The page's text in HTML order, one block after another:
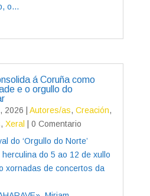
o...
á Coruña como
e o orgullo do
2026 Autores/as, Creación,
, Xeral
| 0 Comentario
do ‘Orgullo do Norte’
do 5 ao 12 de xullo
xornadas de concertos da